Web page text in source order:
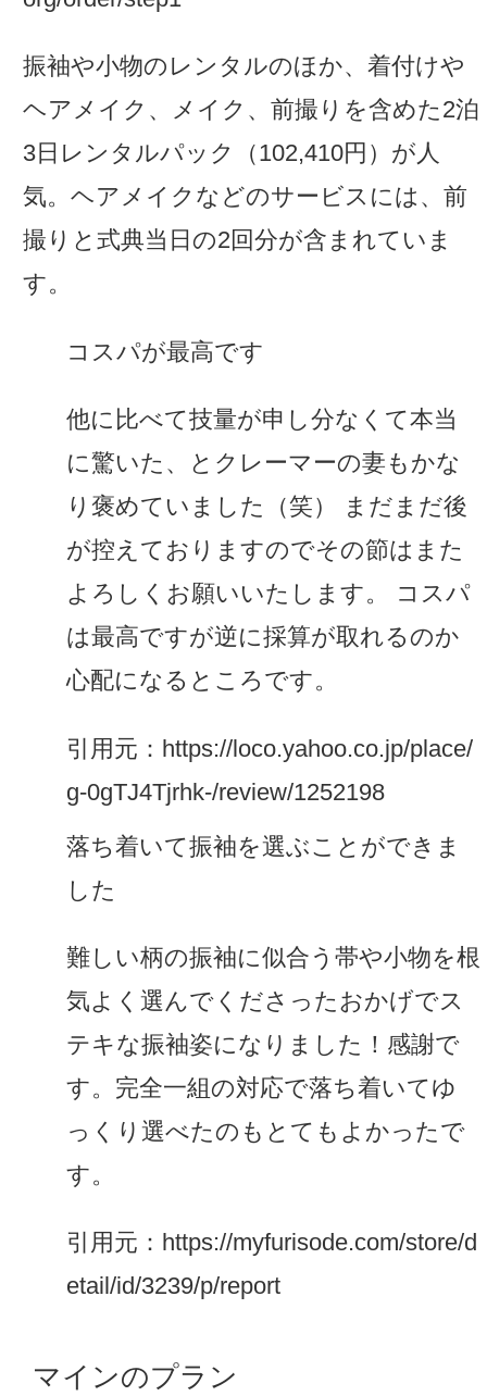
振袖や小物のレンタルのほか、着付けや
ヘアメイク、メイク、前撮りを含めた2泊
3日レンタルパック（102,410円）が人
気。ヘアメイクなどのサービスには、前
撮りと式典当日の2回分が含まれていま
す。
コスパが最高です
他に比べて技量が申し分なくて本当
に驚いた、とクレーマーの妻もかな
り褒めていました（笑） まだまだ後
が控えておりますのでその節はまた
よろしくお願いいたします。 コスパ
は最高ですが逆に採算が取れるのか
心配になるところです。
引用元：https://loco.yahoo.co.jp/place/
g-0gTJ4Tjrhk-/review/1252198
落ち着いて振袖を選ぶことができま
した
難しい柄の振袖に似合う帯や小物を根
気よく選んでくださったおかげでス
テキな振袖姿になりました！感謝で
す。完全一組の対応で落ち着いてゆ
っくり選べたのもとてもよかったで
す。
引用元：https://myfurisode.com/store/d
etail/id/3239/p/report
マインのプラン